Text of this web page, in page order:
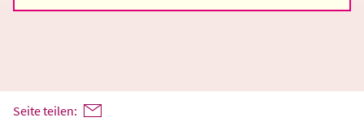
Seite teilen: